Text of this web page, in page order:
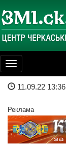
Toggle
navigation
11.09.22 13:36
Реклама